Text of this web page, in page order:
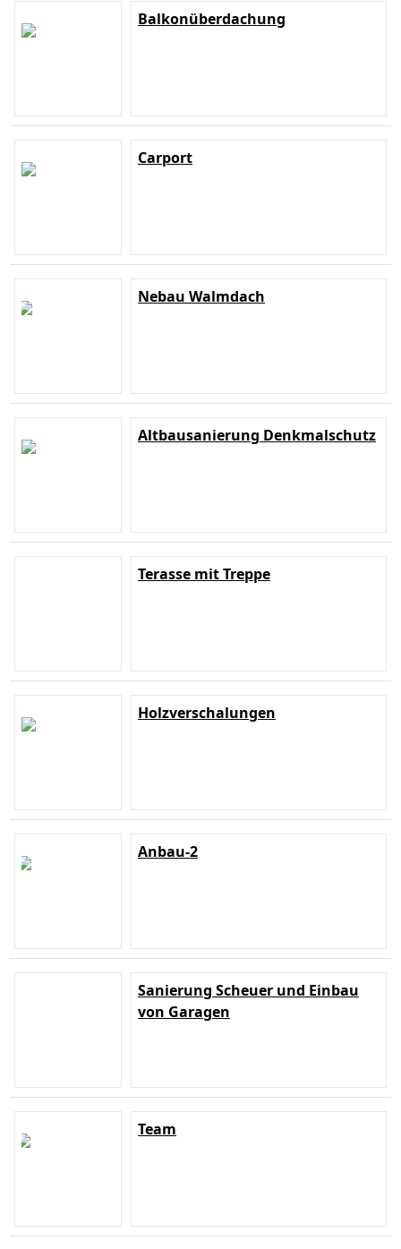
Balkonüberdachung
Carport
Nebau Walmdach
Altbausanierung Denkmalschutz
Terasse mit Treppe
Holzverschalungen
Anbau-2
Sanierung Scheuer und Einbau
von Garagen
Team